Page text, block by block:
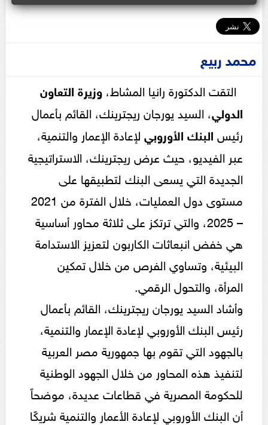
محمد ربيع
التقت الدكتورة رانيا المشاط، وزيرة التعاون
الدولي، السيد يورجان ريجترينك، القائم بأعمال
رئيس البنك الأوروبي لإعادة الإعمار والتنمية،
عبر الفيديو، حيث عرض ريجترينك، الاستراتيجية
الجديدة التي يسعى البنك لتطبيقها على
مستوى دول العمليات، خلال الفترة من 2021
– 2025، والتي ترتكز على ثلاثة محاور أساسية
هي خفض انبعاثات الكاربون لتعزيز الاستدامة
البيئية، وتساوي الفرص من خلال تمكين
المرأة، والتحول الرقمي.
وأشاد السيد يورجان ريجترينك، القائم بأعمال
رئيس البنك الأوروبي لإعادة الإعمار والتنمية،
بالجهود التي تقوم بها جمهورية مصر العربية
لتنفيذ هذه المحاور من خلال الجهود الوطنية
للحكومة المصرية في قطاعات عديدة، موضحاً
أن البنك الأوروبي لإعادة الأعمار والتنمية شريكًا